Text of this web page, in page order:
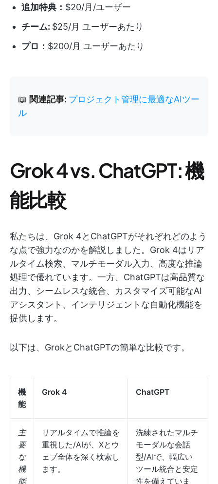
追加特典： $20/月/ユーザー
チーム: $25/月 ユーザーあたり
プロ： $200/月 ユーザーあたり
📖 関連記事: プロジェクト管理に最適なAIツー
ル
Grok 4 vs. ChatGPT: 機
能比較
私たちは、Grok 4とChatGPTがそれぞれどのよう
な点で強力なのかを解説しました。Grok 4はリア
ルタイム検索、マルチモーダル入力、高度な推論
処理で優れています。一方、ChatGPTは高品質な
出力、シームレスな統合、カスタマイズ可能なAI
アシスタント、インテリジェントな自動化機能を
提供します。
以下は、GrokとChatGPTの簡単な比較です。
機
能
Grok 4 ChatGPT
主
要
な
機
能
リアルタイムで推論を
重視した/AIが、Xとウ
ェブ全体を深く検索し
ます。
洗練されたマルチ
モーダルな会話
型/AIで、幅広い
ツール統合と安定
性を備えていま